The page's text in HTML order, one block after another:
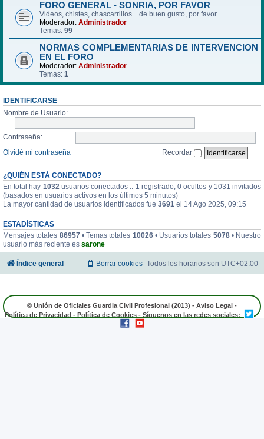
FORO GENERAL - SONRIA, POR FAVOR
Videos, chistes, chascarrillos... de buen gusto, por favor
Moderador: Administrador
Temas: 99
NORMAS COMPLEMENTARIAS DE INTERVENCION
EN EL FORO
Moderador: Administrador
Temas: 1
IDENTIFICARSE
Nombre de Usuario:
Contraseña:
Olvidé mi contraseña
Recordar
¿QUIÉN ESTÁ CONECTADO?
En total hay 1032 usuarios conectados :: 1 registrado, 0 ocultos y 1031 invitados
(basados en usuarios activos en los últimos 5 minutos)
La mayor cantidad de usuarios identificados fue 3691 el 14 Ago 2025, 09:15
ESTADÍSTICAS
Mensajes totales 86957• Temas totales 10026• Usuarios totales 5078• Nuestro
usuario más reciente es sarone
Índice general Todos los horarios son UTC+02:00
Borrar cookies
© Unión de Oficiales Guardia Civil Profesional (2013) - Aviso Legal -
Política de Privacidad - Política de Cookies - Síguenos en las redes sociales: